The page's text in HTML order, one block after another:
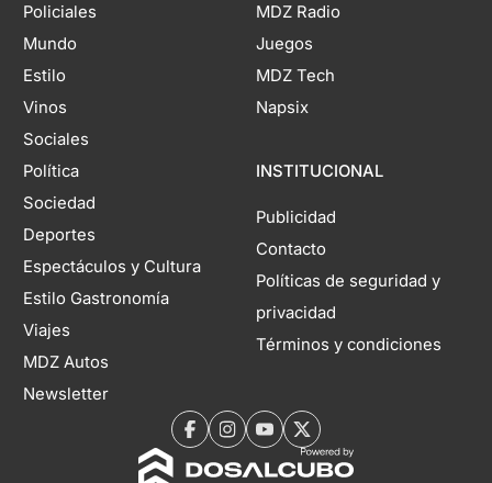
Policiales
Mundo
Estilo
Vinos
Sociales
Política
Sociedad
Deportes
Espectáculos y Cultura
Estilo Gastronomía
Viajes
MDZ Autos
Newsletter
MDZ Radio
Juegos
MDZ Tech
Napsix
INSTITUCIONAL
Publicidad
Contacto
Políticas de seguridad y
privacidad
Términos y condiciones